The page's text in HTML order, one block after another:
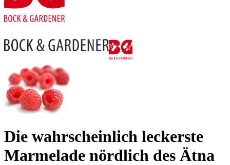
Die wahr­schein­lich leckerste
Marmelade nördlich des Ätna